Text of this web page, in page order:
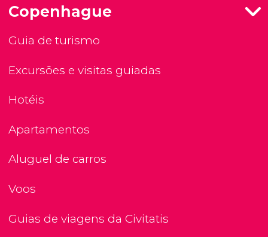
Copenhague
Guia de turismo
Excursões e visitas guiadas
Hotéis
Apartamentos
Aluguel de carros
Voos
Guias de viagens da Civitatis